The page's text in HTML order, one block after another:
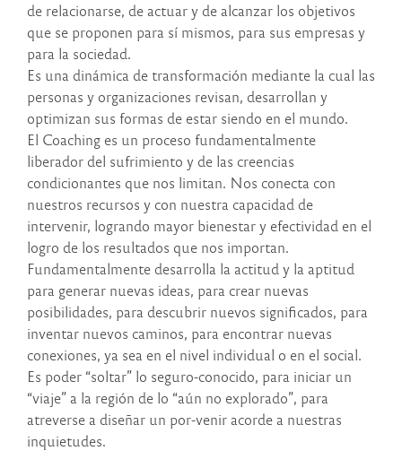
de relacionarse, de actuar y de alcanzar los objetivos
que se proponen para sí mismos, para sus empresas y
para la sociedad.
Es una dinámica de transformación mediante la cual las
personas y organizaciones revisan, desarrollan y
optimizan sus formas de estar siendo en el mundo.
El Coaching es un proceso fundamentalmente
liberador del sufrimiento y de las creencias
condicionantes que nos limitan. Nos conecta con
nuestros recursos y con nuestra capacidad de
intervenir, logrando mayor bienestar y efectividad en el
logro de los resultados que nos importan.
Fundamentalmente desarrolla la actitud y la aptitud
para generar nuevas ideas, para crear nuevas
posibilidades, para descubrir nuevos significados, para
inventar nuevos caminos, para encontrar nuevas
conexiones, ya sea en el nivel individual o en el social.
Es poder “soltar” lo seguro-conocido, para iniciar un
“viaje” a la región de lo “aún no explorado”, para
atreverse a diseñar un por-venir acorde a nuestras
inquietudes.